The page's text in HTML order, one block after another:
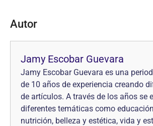
Autor
Jamy Escobar Guevara
Jamy Escobar Guevara es una
de 10 años de experiencia creando
de artículos. A través de los años se
diferentes temáticas como
nutrición, belleza y estética, vida y